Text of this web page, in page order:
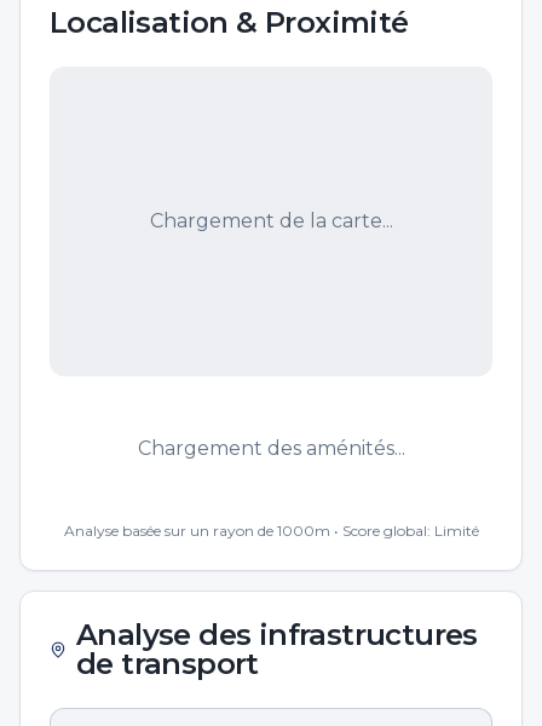
Localisation & Proximité
Chargement de la carte...
Chargement des aménités...
Analyse basée sur un rayon de 1000m • Score global: Limité
Analyse des infrastructures
de transport